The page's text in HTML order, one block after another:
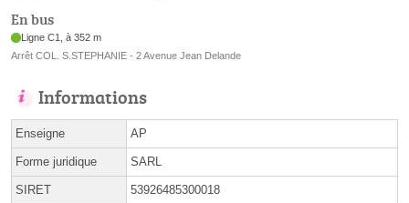
En bus
Ligne C1, à 352 m
Arrêt COL. S.STEPHANIE - 2 Avenue Jean Delande
Informations
Enseigne AP
Forme juridique SARL
SIRET 53926485300018